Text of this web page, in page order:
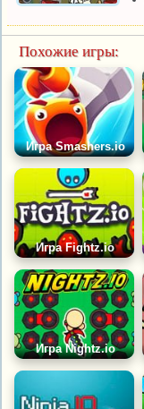
Похожие игры:
Игра Smashers.io
Игра Fightz.io
Игра Nightz.io